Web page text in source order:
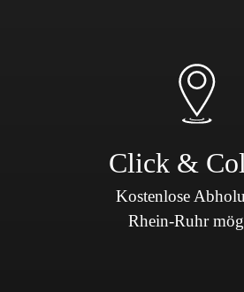
Click &
Kostenlose
Rhein-Ruhr